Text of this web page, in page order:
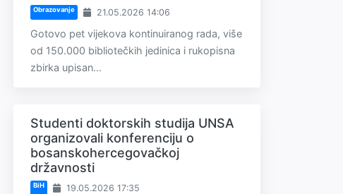
Obrazovanje 21.05.2026 14:06
Gotovo pet vijekova kontinuiranog rada, više
od 150.000 bibliotečkih jedinica i rukopisna
zbirka upisan...
Studenti doktorskih studija UNSA
organizovali konferenciju o
bosanskohercegovačkoj
državnosti
BiH 19.05.2026 17:35